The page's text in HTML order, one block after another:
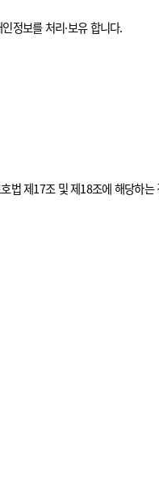
정보를 처리·보유 합니다.
법 제17조 및 제18조에 해당하는